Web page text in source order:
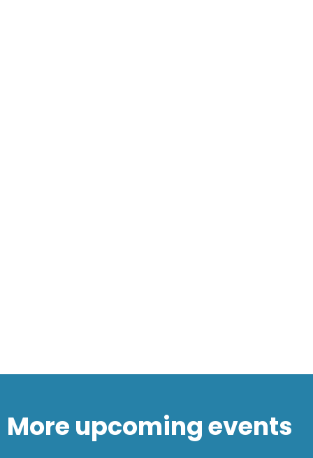
More upcoming events